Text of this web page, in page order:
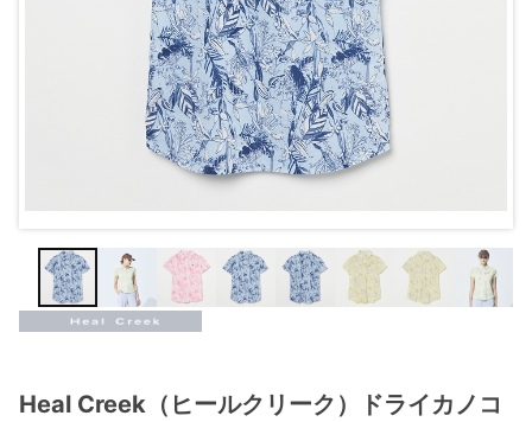
Heal Creek（ヒールクリーク）ドライカノコ